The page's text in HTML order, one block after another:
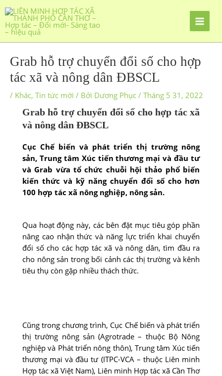
Nhảy
tới
nội
Grab hỗ trợ chuyển đổi số cho hợp
tác xã và nông dân ĐBSCL
/ Khác, Tin tức mới / Bởi Dương Phục / Tháng 5 31, 2022
Grab hỗ trợ chuyển đổi số cho hợp tác xã
và nông dân ĐBSCL
Cục Chế biến và phát triển thị trường nông
sản, Trung tâm Xúc tiến thương mại và đầu tư
và Grab vừa tổ chức chuỗi hội thảo phổ biến
kiến thức và kỹ năng chuyển đổi số cho hơn
100 hợp tác xã nông nghiệp, nông sản.
Qua hoạt động này, các bên đặt mục tiêu góp phần
nâng cao nhận thức và năng lực triển khai chuyển
đổi số cho các hợp tác xã và nông dân, tìm đầu ra
cho nông sản trong bối cảnh các thị trường và kênh
tiêu thụ còn gặp nhiều thách thức.
Cũng trong chương trình, Cục Chế biến và phát triển
thị trường nông sản (Agrotrade – thuộc Bộ Nông
nghiệp và Phát triển nông thôn), Trung tâm Xúc tiến
thương mại và đầu tư (ITPC-VCA – thuộc Liên minh
Hợp tác xã Việt Nam), Liên minh Hợp tác xã Cần Thơ